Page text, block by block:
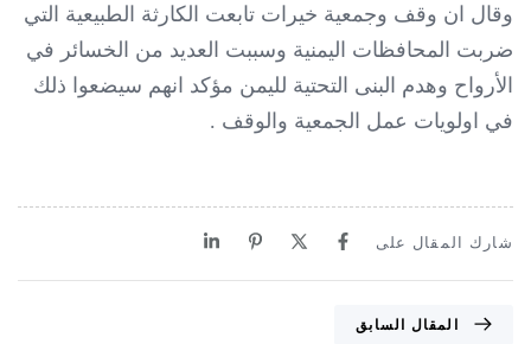
وقال ان وقف وجمعية خيرات تابعت الكارثة الطبيعية التي
ضربت المحافظات اليمنية وسببت العديد من الخسائر في
الأرواح وهدم البنى التحتية لليمن مؤكد انهم سيضعوا ذلك
في اولويات عمل الجمعية والوقف .
شارك المقال على
المقال السابق